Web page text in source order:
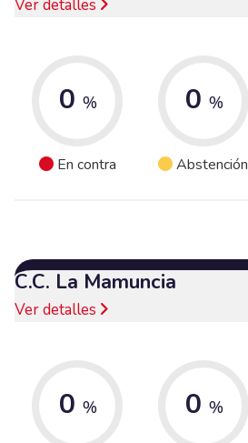
Ver detalles
0 %
En contra
0 %
Abstención
C.C. La Mamuncia
Ver detalles
0 % 0 %